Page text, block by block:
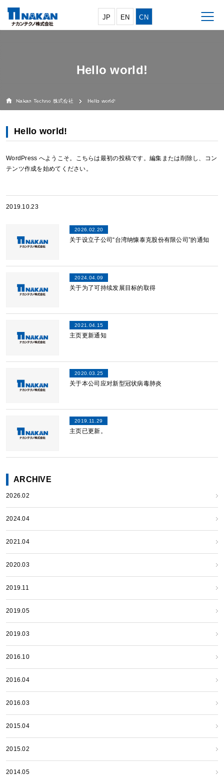
JP EN CN
Hello world!
Nakan Techno 株式会社 Hello world!
Hello world!
WordPress へようこそ。こちらは最初の投稿です。編集または削除し、コン
テンツ作成を始めてください。
2019.10.23
2026.02.20
关于设立子公司“台湾纳慷泰克股份有限公司”的通知
2024.04.09
关于为了可持续发展目标的取得
2021.04.15
主页更新通知
2020.03.25
关于本公司应对新型冠状病毒肺炎
2019.11.29
主页已更新。
ARCHIVE
2026.02
2024.04
2021.04
2020.03
2019.11
2019.05
2019.03
2016.10
2016.04
2016.03
2015.04
2015.02
2014.05